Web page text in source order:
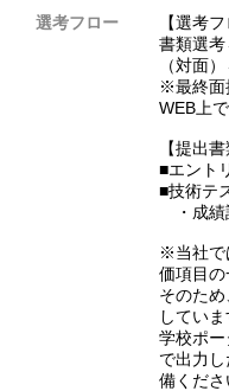
選考フロー
【選考フ
書類選
（対面
※最終面
WEB上
【提出書
■エント
■技術テ
・成績
※当社で
価項目の
そのた
していま
学校ポ
で出力
備くださ